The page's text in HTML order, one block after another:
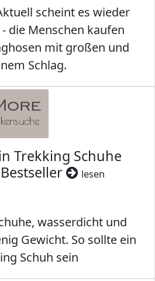
scheint es wieder
die Menschen kaufen
mit großen und
Schlag.
Trekking Schuhe
lesen
wasserdicht und
Gewicht. So sollte ein
Schuh sein